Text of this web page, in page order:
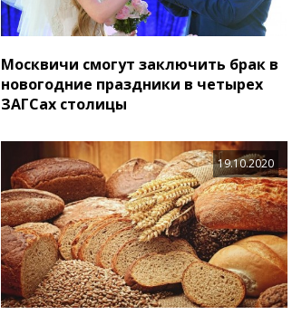
Москвичи смогут заключить брак в
новогодние праздники в четырех
ЗАГСах столицы
19.10.2020